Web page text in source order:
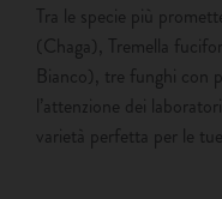
Tra le specie più
(Chaga), Tremella
Bianco), tre funghi con
l’attenzione dei
varietà perfetta per le tue